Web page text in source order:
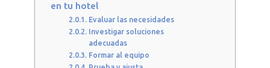
en tu hotel
Evaluar las necesidades
Investigar soluciones
adecuadas
Formar al equipo